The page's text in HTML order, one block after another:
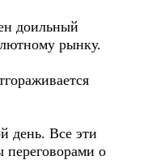
доильный
рынку.
день. Все эти
переговорами о